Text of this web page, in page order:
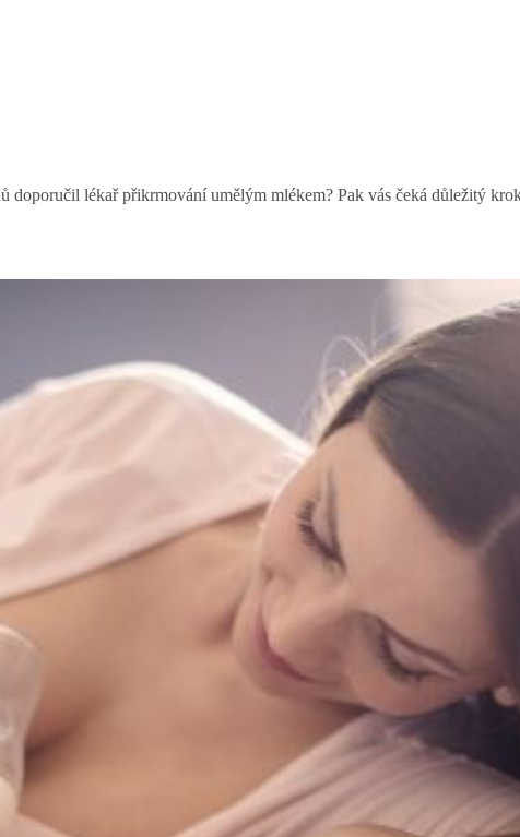
doporučil lékař přikrmování umělým mlékem? Pak vás čeká důležitý